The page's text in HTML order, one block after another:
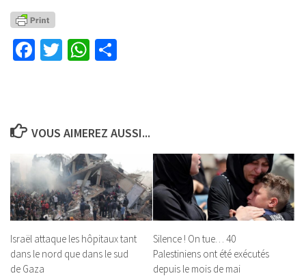
Facebook
TwitterWhatsApp
VOUS AIMEREZ AUSSI...
Israël attaque les hôpitaux tant
dans le nord que dans le sud
de Gaza
Silence ! On tue… 40
Palestiniens ont été exécutés
depuis le mois de mai